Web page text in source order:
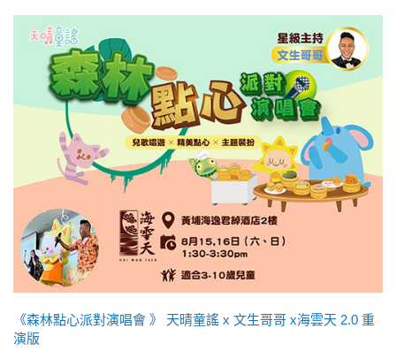
《森林點心派對演唱會 》 天晴童謠 x 文生哥哥 x海雲天 2.0 重
演版